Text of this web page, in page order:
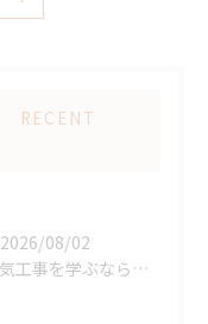
RECENT
2026/08/02
電気工事を学ぶなら鹿児島県枕崎市で最短ルートと高校偏差値から将来性まで徹底解説